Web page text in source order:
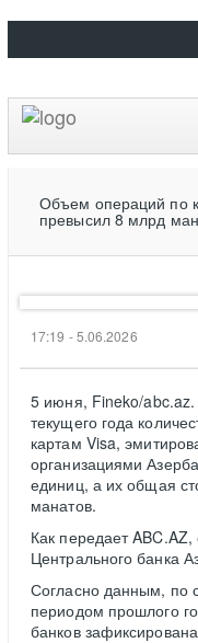
Объем операций по
превысил 8 млрд
17:19 - 5.06.2026
5 июня, Fineko/
текущего года
картам Visa,
организациями
единиц, а их общая
манатов.
Как передает
Центрального банка
Согласно данным, по
периодом прошлого
банков